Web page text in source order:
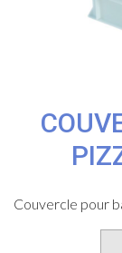
Couvercle pour